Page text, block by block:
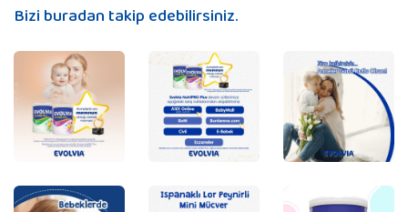
Bizi buradan takip edebilirsiniz.